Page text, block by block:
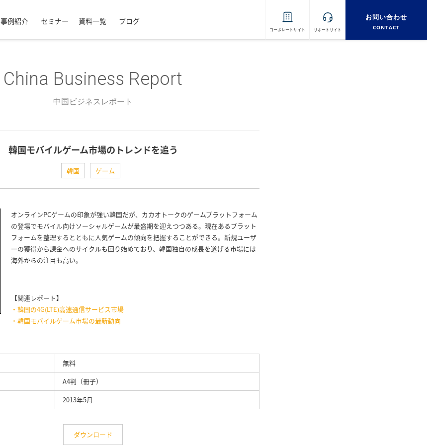
事例紹介 セミナー 資料一覧 ブログ
コーポレートサイト サポートサイト
お問い合わせ
CONTACT
China Business Report
中国ビジネスレポート
韓国モバイルゲーム市場のトレンドを追う
韓国 ゲーム
オンラインPCゲームの印象が強い韓国だが、カカオトークのゲームプラットフォーム
の登場でモバイル向けソーシャルゲームが最盛期を迎えつつある。現在あるプラット
フォームを整理するとともに人気ゲームの傾向を把握することができる。新規ユーザ
ーの獲得から課金へのサイクルも回り始めており、韓国独自の成長を遂げる市場には
海外からの注目も高い。
【関連レポート】
・韓国の4G(LTE)高速通信サービス市場
・韓国モバイルゲーム市場の最新動向
無料
A4判（冊子）
2013年5月
ダウンロード